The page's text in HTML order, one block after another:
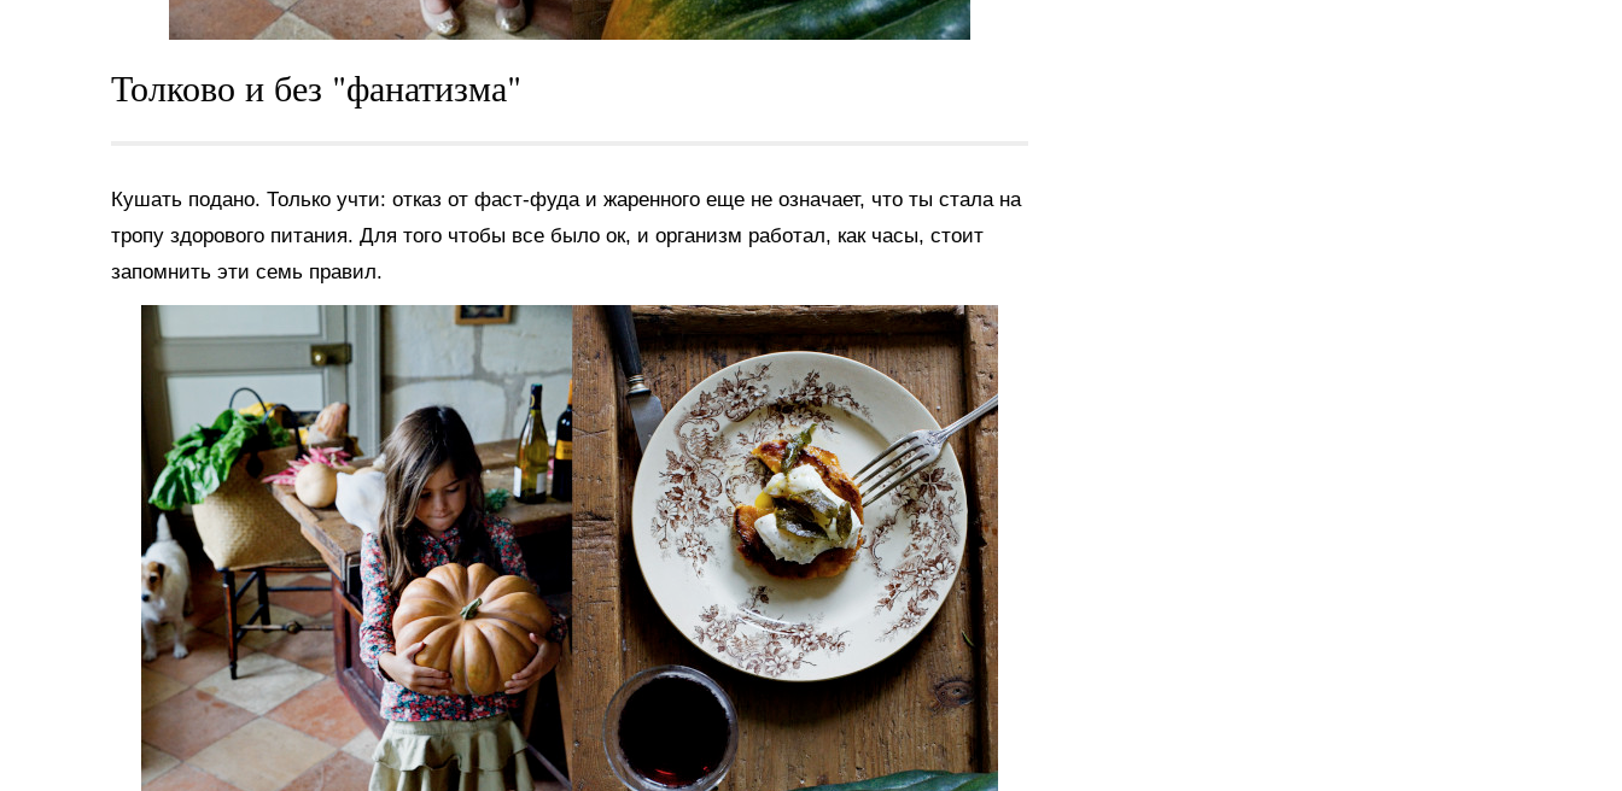
Толково и без "фанатизма"
Кушать подано. Только учти: отказ от фаст-фуда и жаренного еще не означает, что ты стала на
тропу здорового питания. Для того чтобы все было ок, и организм работал, как часы, стоит
запомнить эти семь правил.